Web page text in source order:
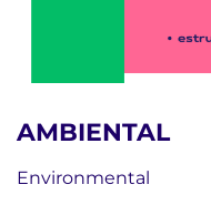
AMBIENTAL
Environmental